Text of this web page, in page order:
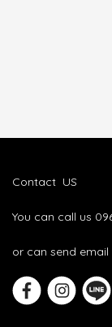
Contact US
You can call us
or can send